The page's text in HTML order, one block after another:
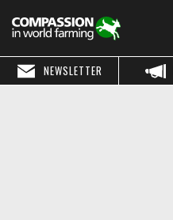
NEWSLETTER